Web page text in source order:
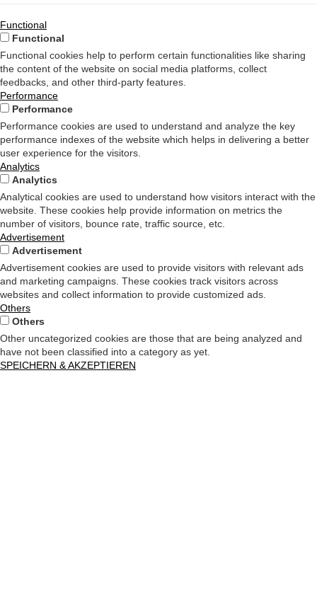
Functional
Functional
Functional cookies help to perform certain functionalities like sharing
the content of the website on social media platforms, collect
feedbacks, and other third-party features.
Performance
Performance
Performance cookies are used to understand and analyze the key
performance indexes of the website which helps in delivering a better
user experience for the visitors.
Analytics
Analytics
Analytical cookies are used to understand how visitors interact with the
website. These cookies help provide information on metrics the
number of visitors, bounce rate, traffic source, etc.
Advertisement
Advertisement
Advertisement cookies are used to provide visitors with relevant ads
and marketing campaigns. These cookies track visitors across
websites and collect information to provide customized ads.
Others
Others
Other uncategorized cookies are those that are being analyzed and
have not been classified into a category as yet.
SPEICHERN & AKZEPTIEREN